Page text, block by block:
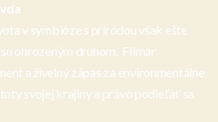
v symbióze s prírodou však ešte
ohrozeným druhom. Filmár
a živelný zápas za environmentálne
svojej krajiny a právo podieľať sa